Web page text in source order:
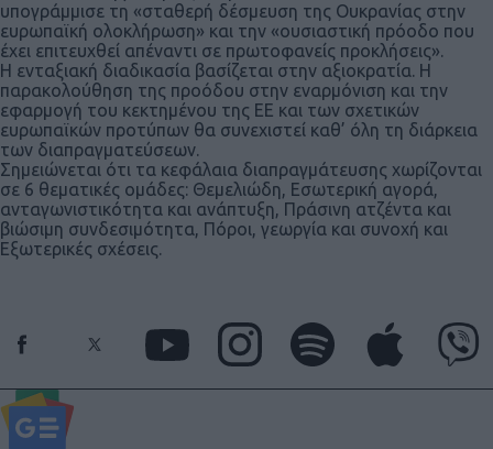
υπογράμμισε τη «σταθερή δέσμευση της Ουκρανίας στην
ευρωπαϊκή ολοκλήρωση» και την «ουσιαστική πρόοδο που
έχει επιτευχθεί απέναντι σε πρωτοφανείς προκλήσεις».
Η ενταξιακή διαδικασία βασίζεται στην αξιοκρατία. Η
παρακολούθηση της προόδου στην εναρμόνιση και την
εφαρμογή του κεκτημένου της ΕΕ και των σχετικών
ευρωπαϊκών προτύπων θα συνεχιστεί καθ’ όλη τη διάρκεια
των διαπραγματεύσεων.
Σημειώνεται ότι τα κεφάλαια διαπραγμάτευσης χωρίζονται
σε 6 θεματικές ομάδες: Θεμελιώδη, Εσωτερική αγορά,
ανταγωνιστικότητα και ανάπτυξη, Πράσινη ατζέντα και
βιώσιμη συνδεσιμότητα, Πόροι, γεωργία και συνοχή και
Εξωτερικές σχέσεις.